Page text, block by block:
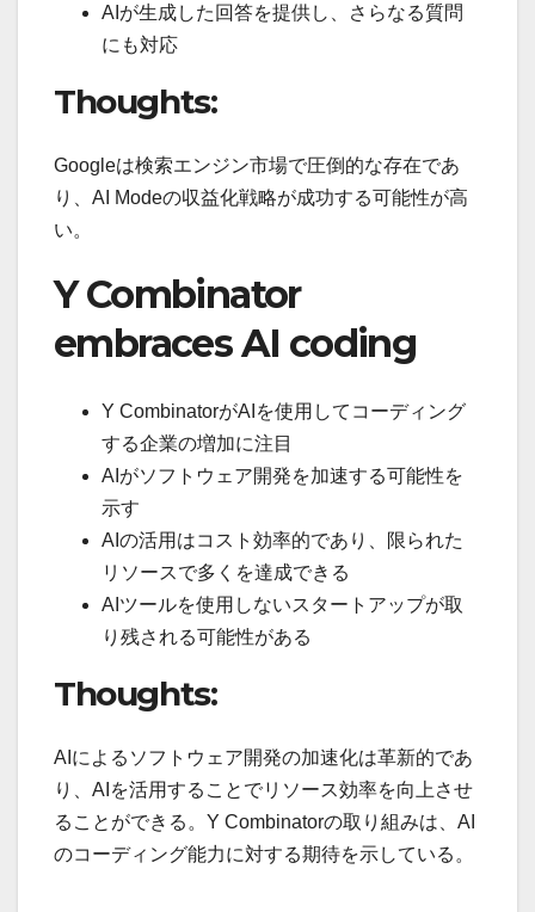
AIが生成した回答を提供し、さらなる質問
にも対応
Thoughts:
Googleは検索エンジン市場で圧倒的な存在であ
り、AI Modeの収益化戦略が成功する可能性が高
い。
Y Combinator
embraces AI coding
Y CombinatorがAIを使用してコーディング
する企業の増加に注目
AIがソフトウェア開発を加速する可能性を
示す
AIの活用はコスト効率的であり、限られた
リソースで多くを達成できる
AIツールを使用しないスタートアップが取
り残される可能性がある
Thoughts:
AIによるソフトウェア開発の加速化は革新的であ
り、AIを活用することでリソース効率を向上させ
ることができる。Y Combinatorの取り組みは、AI
のコーディング能力に対する期待を示している。